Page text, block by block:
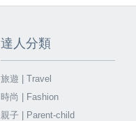
達人分類
旅遊 | Travel
時尚 | Fashion
親子 | Parent-child